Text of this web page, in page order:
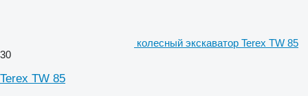
колесный экскаватор Terex TW 85
30
Terex TW 85